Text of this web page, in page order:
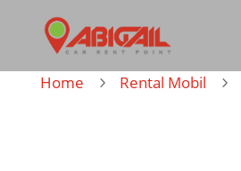
Home 5 Rental Mobil 5